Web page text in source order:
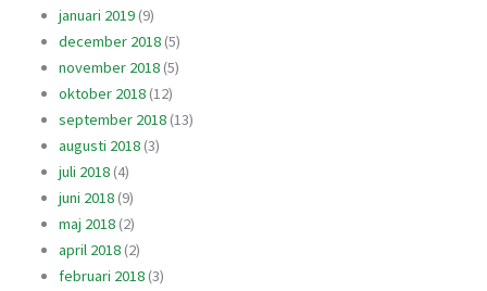
januari 2019(9)
december 2018(5)
november 2018(5)
oktober 2018(12)
september 2018(13)
augusti 2018(3)
juli 2018(4)
juni 2018(9)
maj 2018(2)
april 2018(2)
februari 2018(3)